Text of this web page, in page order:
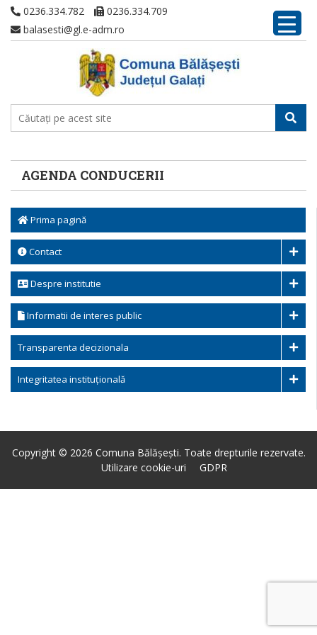
0236.334.782
0236.334.709
balasesti@gl.e-adm.ro
AGENDA CONDUCERII
Prima pagină
Contact
Despre institutie
Informatii de interes public
Transparenta decizionala
Integritatea instituțională
Copyright © 2026 Comuna Bălășești. Toate drepturile rezervate.
Utilizare cookie-uri
GDPR